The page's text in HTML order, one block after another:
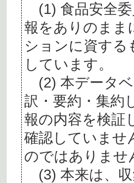
(1) 食品安全委
報をありのまま
ションに資する
しています。
(2) 本データベ
訳・要約・集約
報の内容を検証
確認していませ
のではありませ
(3) 本来は、収